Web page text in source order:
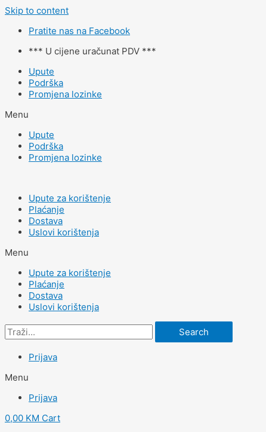
Skip to content
Pratite nas na Facebook
*** U cijene uračunat PDV ***
Upute
Podrška
Promjena lozinke
Menu
Upute
Podrška
Promjena lozinke
Upute za korištenje
Plaćanje
Dostava
Uslovi korištenja
Menu
Upute za korištenje
Plaćanje
Dostava
Uslovi korištenja
Search
Prijava
Menu
Prijava
0,00 KM Cart